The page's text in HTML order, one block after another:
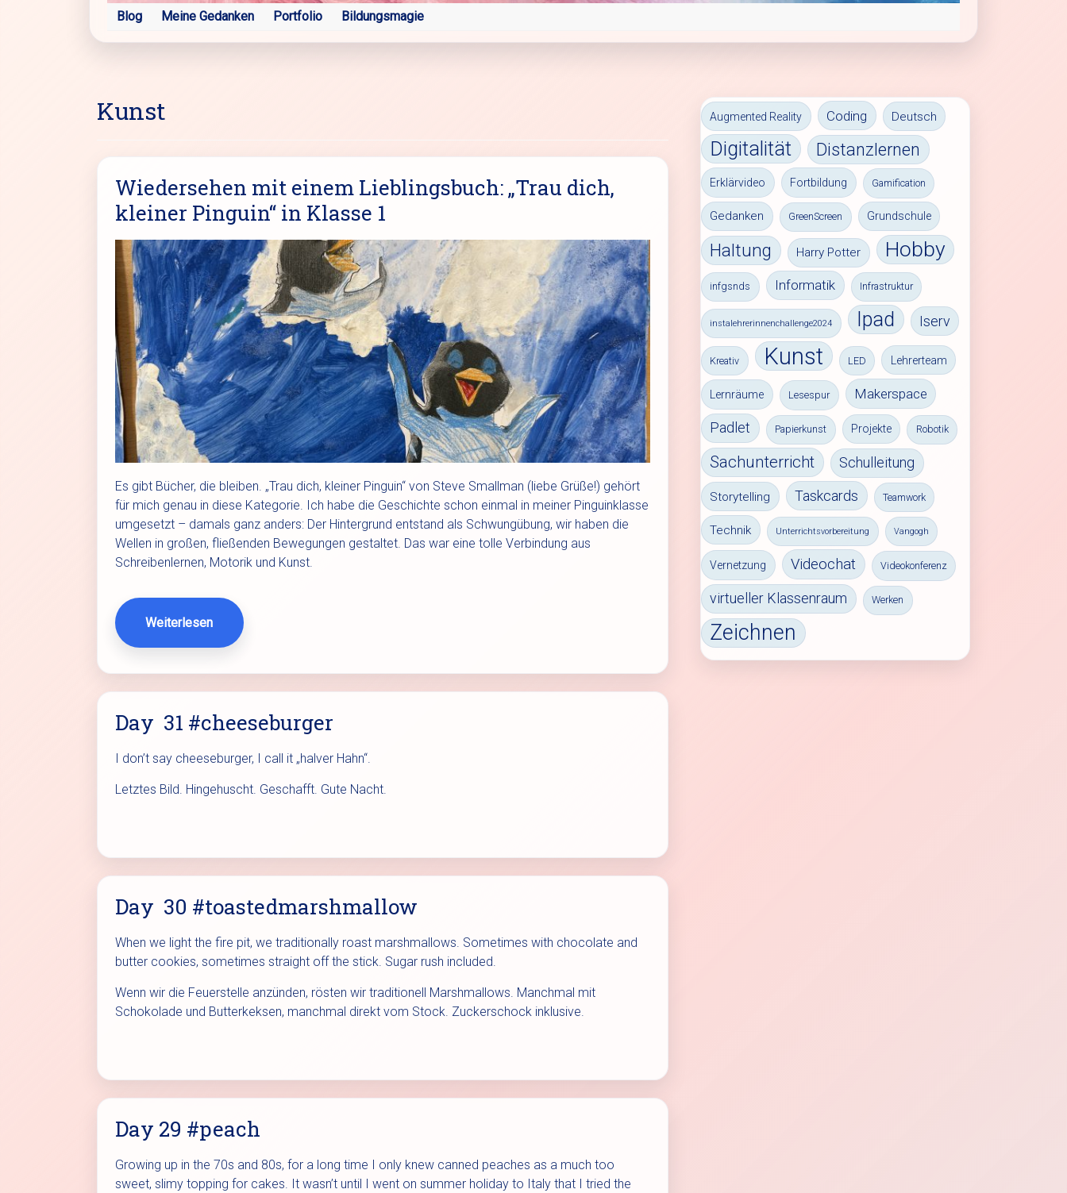
Blog Meine Gedanken Portfolio Bildungsmagie
Kunst
Wiedersehen mit einem Lieblingsbuch: „Trau dich,
kleiner Pinguin“ in Klasse 1
Es gibt Bücher, die bleiben. „Trau dich, kleiner Pinguin“ von Steve Smallman (liebe Grüße!) gehört
für mich genau in diese Kategorie. Ich habe die Geschichte schon einmal in meiner Pinguinklasse
umgesetzt – damals ganz anders: Der Hintergrund entstand als Schwungübung, wir haben die
Wellen in großen, fließenden Bewegungen gestaltet. Das war eine tolle Verbindung aus
Schreibenlernen, Motorik und Kunst.
Weiterlesen
Day 31 #cheeseburger
I don’t say cheeseburger, I call it „halver Hahn“.
Letztes Bild. Hingehuscht. Geschafft. Gute Nacht.
Day 30 #toastedmarshmallow
When we light the fire pit, we traditionally roast marshmallows. Sometimes with chocolate and
butter cookies, sometimes straight off the stick. Sugar rush included.
Wenn wir die Feuerstelle anzünden, rösten wir traditionell Marshmallows. Manchmal mit
Schokolade und Butterkeksen, manchmal direkt vom Stock. Zuckerschock inklusive.
Day 29 #peach
Growing up in the 70s and 80s, for a long time I only knew canned peaches as a much too
sweet, slimy topping for cakes. It wasn’t until I went on summer holiday to Italy that I tried the
Augmented Reality Coding Deutsch
Digitalität Distanzlernen
Erklärvideo Fortbildung Gamification
Gedanken GreenScreen Grundschule
Haltung Harry Potter Hobby
infgsnds Informatik Infrastruktur
instalehrerinnenchallenge2024 Ipad Iserv
Kreativ Kunst LED Lehrerteam
Lernräume Lesespur Makerspace
Padlet Papierkunst Projekte Robotik
Sachunterricht Schulleitung
Storytelling Taskcards Teamwork
Technik Unterrichtsvorbereitung Vangogh
Vernetzung Videochat Videokonferenz
virtueller Klassenraum Werken
Zeichnen